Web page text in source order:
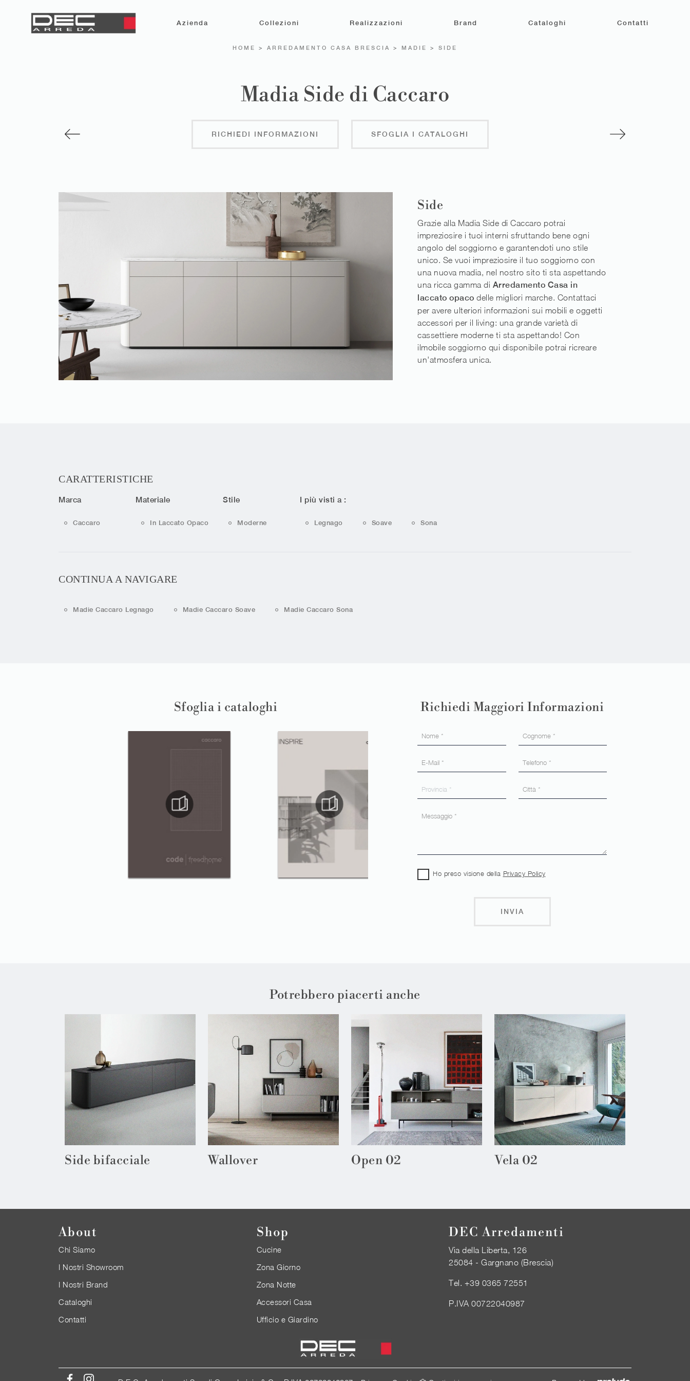
Azienda Collezioni Realizzazioni Brand Cataloghi Contatti
HOME > ARREDAMENTO CASA BRESCIA > MADIE > SIDE
Madia Side di Caccaro
RICHIEDI INFORMAZIONI SFOGLIA I CATALOGHI
Side
Grazie alla Madia Side di Caccaro potrai
impreziosire i tuoi interni sfruttando bene ogni
angolo del soggiorno e garantendoti uno stile
unico. Se vuoi impreziosire il tuo soggiorno con
una nuova madia, nel nostro sito ti sta aspettando
una ricca gamma di Arredamento Casa in
laccato opaco delle migliori marche. Contattaci
per avere ulteriori informazioni sui mobili e oggetti
accessori per il living: una grande varietà di
cassettiere moderne ti sta aspettando! Con
ilmobile soggiorno qui disponibile potrai ricreare
un'atmosfera unica.
CARATTERISTICHE
Marca
Caccaro
Materiale
In Laccato Opaco
Stile
Moderne
I più visti a :
Legnago Soave Sona
CONTINUA A NAVIGARE
Madie Caccaro Legnago Madie Caccaro Soave Madie Caccaro Sona
Sfoglia i cataloghi Richiedi Maggiori Informazioni
Ho preso visione della Privacy Policy
INVIA
Potrebbero piacerti anche
Side bifacciale Wallover Open 02 Vela 02
About
Chi Siamo
I Nostri Showroom
I Nostri Brand
Cataloghi
Contatti
Shop
Cucine
Zona Giorno
Zona Notte
Accessori Casa
Ufficio e Giardino
DEC Arredamenti
Via della Liberta, 126
25084 - Gargnano (Brescia)
Tel. +39 0365 72551
P.IVA 00722040987